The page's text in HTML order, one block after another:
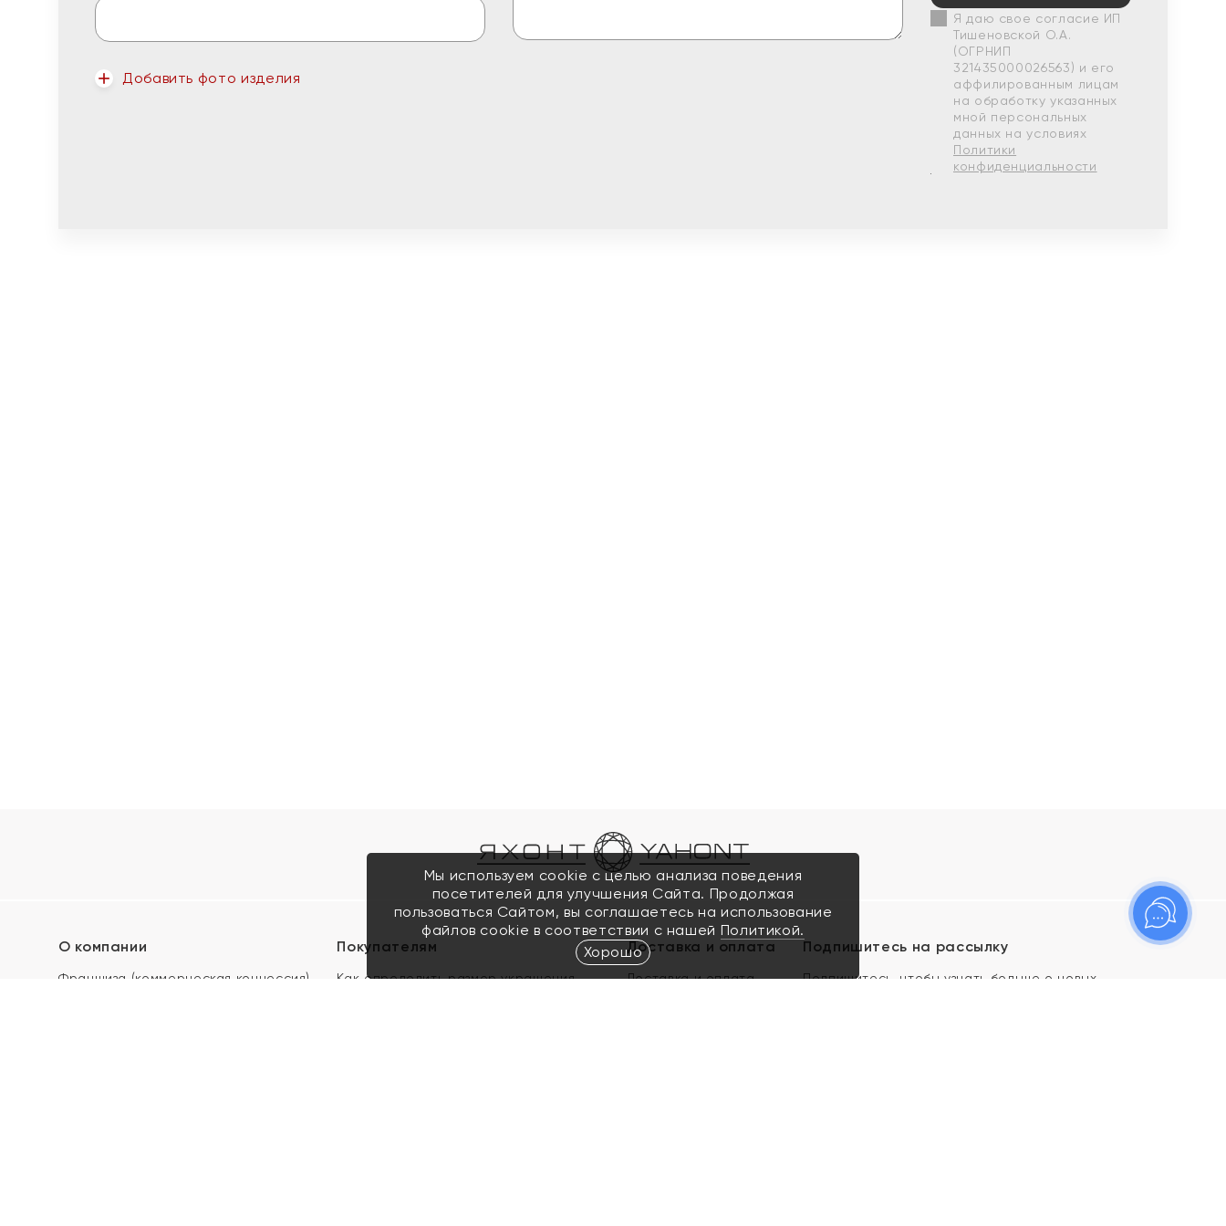
Добавить фото изделия
Я даю свое согласие ИП
Тишеновской О.А.
(ОГРНИП
321435000026563) и его
аффилированным лицам
на обработку указанных
мной персональных
данных на условиях
Политики
конфиденциальности
О компании
Франшиза (коммерческая концессия)
Покупателям
Как определить размер украшения
Доставка и оплата
Доставка и оплата
Подпишитесь на рассылку
Подпишитесь, чтобы узнать больше о новых
Мы используем cookie с целью анализа поведения
посетителей для улучшения Сайта. Продолжая
пользоваться Сайтом, вы соглашаетесь на использование
файлов cookie в соответствии с нашей Политикой.
Хорошо